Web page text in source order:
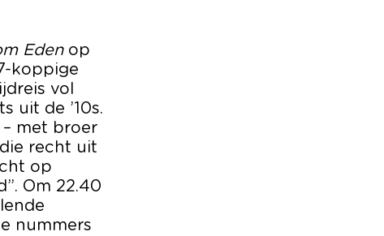
Edenop
koppige
vol
uit de ’10s.
met broer
recht uit
op
Om 22.40
nummers